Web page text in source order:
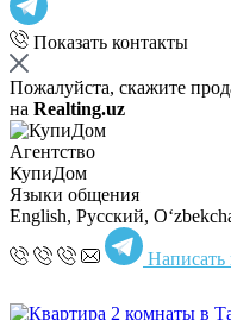
Показать контакты
Пожалуйста, скажите
на Realting.uz
Агентство
КупиДом
Языки общения
English, Русский,
Написать